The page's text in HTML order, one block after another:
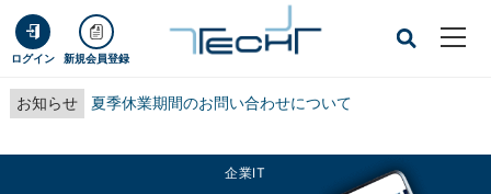
ログイン 新規会員登録
お知らせ 夏季休業期間のお問い合わせについて
企業IT